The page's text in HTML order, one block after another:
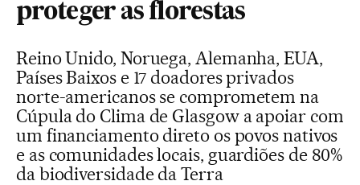
proteger as florestas
Reino Unido, Noruega, Alemanha, EUA,
Países Baixos e 17 doadores privados
norte-americanos se comprometem na
Cúpula do Clima de Glasgow a apoiar com
um financiamento direto os povos nativos
e as comunidades locais, guardiões de 80%
da biodiversidade da Terra